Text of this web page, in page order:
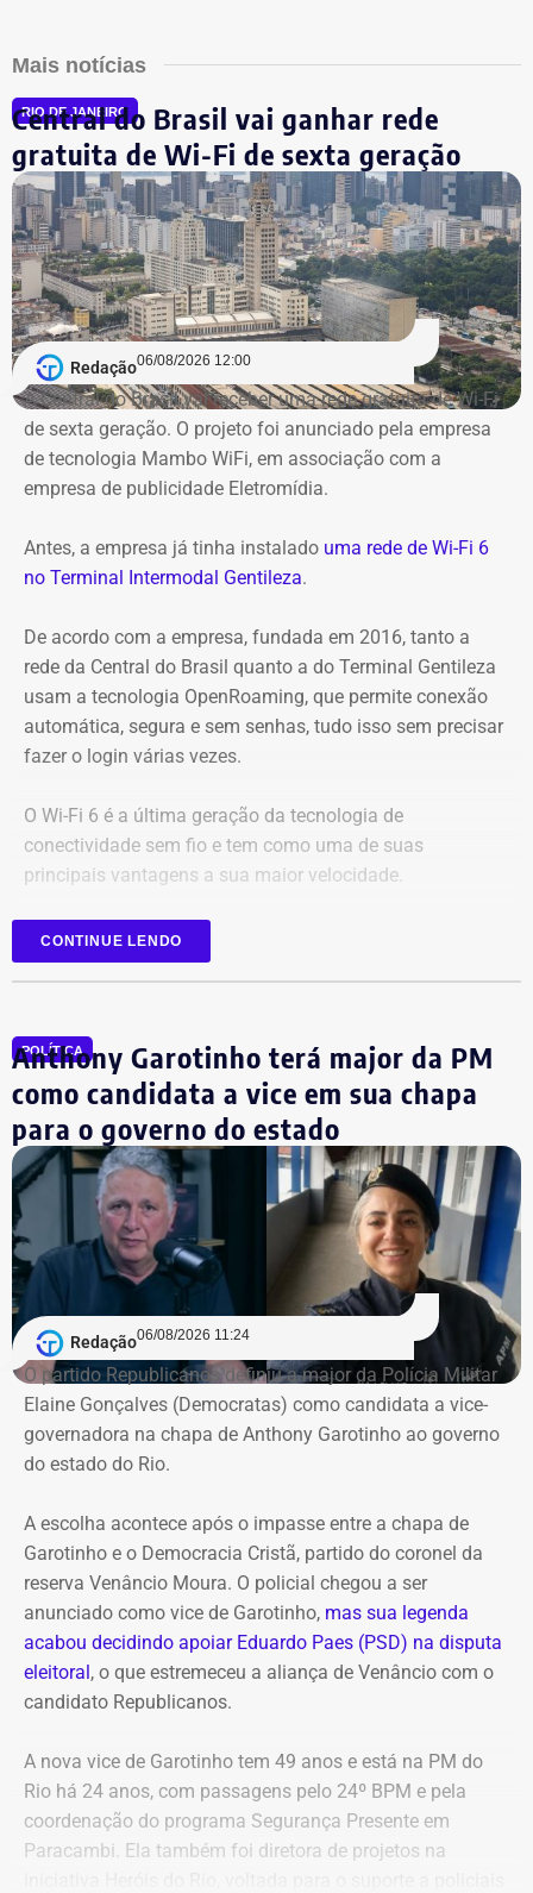
Mais notícias
RIO DE JANEIRO
Central do Brasil vai ganhar rede
gratuita de Wi-Fi de sexta geração
Redação06/08/2026 12:00
A Central do Brasil vai receber uma rede gratuita de Wi-Fi
de sexta geração. O projeto foi anunciado pela empresa
de tecnologia Mambo WiFi, em associação com a
empresa de publicidade Eletromídia.
Antes, a empresa já tinha instalado uma rede de Wi-Fi 6
no Terminal Intermodal Gentileza.
De acordo com a empresa, fundada em 2016, tanto a
rede da Central do Brasil quanto a do Terminal Gentileza
usam a tecnologia OpenRoaming, que permite conexão
automática, segura e sem senhas, tudo isso sem precisar
fazer o login várias vezes.
O Wi-Fi 6 é a última geração da tecnologia de
conectividade sem fio e tem como uma de suas
principais vantagens a sua maior velocidade.
Com informações da coluna Capital, em “O Globo”.
CONTINUE LENDO
POLÍTICA
Anthony Garotinho terá major da PM
como candidata a vice em sua chapa
para o governo do estado
Redação06/08/2026 11:24
O partido Republicanos definiu a major da Polícia Militar
Elaine Gonçalves (Democratas) como candidata a vice-
governadora na chapa de Anthony Garotinho ao governo
do estado do Rio.
A escolha acontece após o impasse entre a chapa de
Garotinho e o Democracia Cristã, partido do coronel da
reserva Venâncio Moura. O policial chegou a ser
anunciado como vice de Garotinho, mas sua legenda
acabou decidindo apoiar Eduardo Paes (PSD) na disputa
eleitoral, o que estremeceu a aliança de Venâncio com o
candidato Republicanos.
A nova vice de Garotinho tem 49 anos e está na PM do
Rio há 24 anos, com passagens pelo 24º BPM e pela
coordenação do programa Segurança Presente em
Paracambi. Ela também foi diretora de projetos na